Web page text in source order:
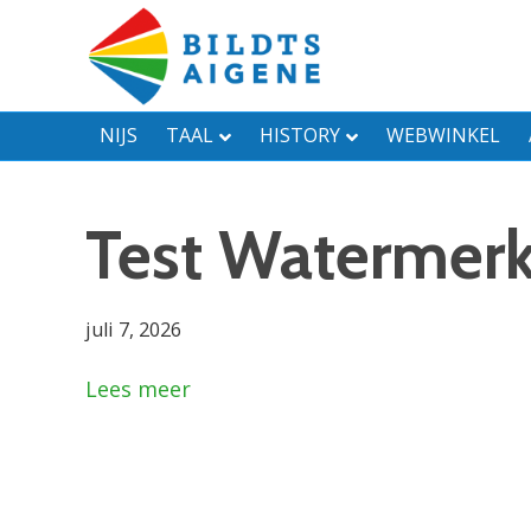
NIJS TAAL HISTORY WEBWINKEL
Test
juli 7, 2026
Lees meer